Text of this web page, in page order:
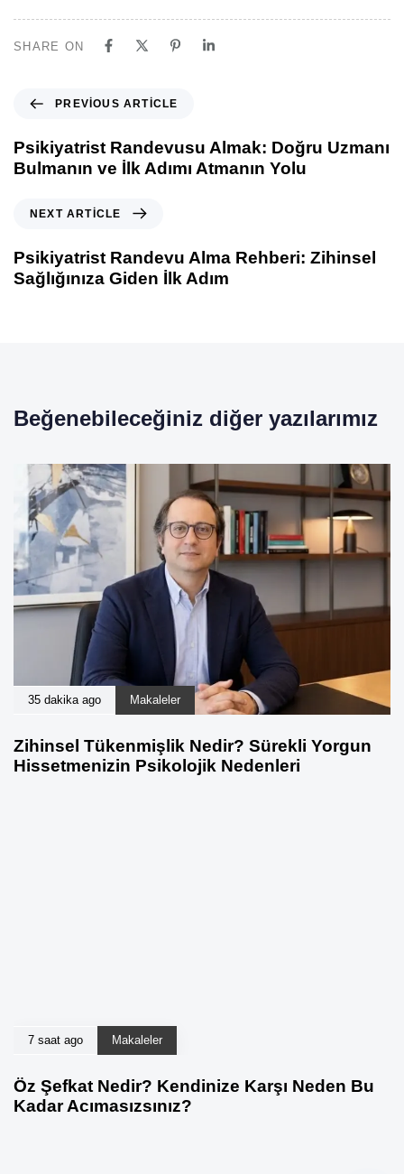
SHARE ON
PREVIOUS ARTICLE
Psikiyatrist Randevusu Almak: Doğru Uzmanı
Bulmanın ve İlk Adımı Atmanın Yolu
NEXT ARTICLE
Psikiyatrist Randevu Alma Rehberi: Zihinsel
Sağlığınıza Giden İlk Adım
Beğenebileceğiniz diğer yazılarımız
35 dakika ago Makaleler
Zihinsel Tükenmişlik Nedir? Sürekli Yorgun
Hissetmenizin Psikolojik Nedenleri
7 saat ago Makaleler
Öz Şefkat Nedir? Kendinize Karşı Neden Bu
Kadar Acımasızsınız?